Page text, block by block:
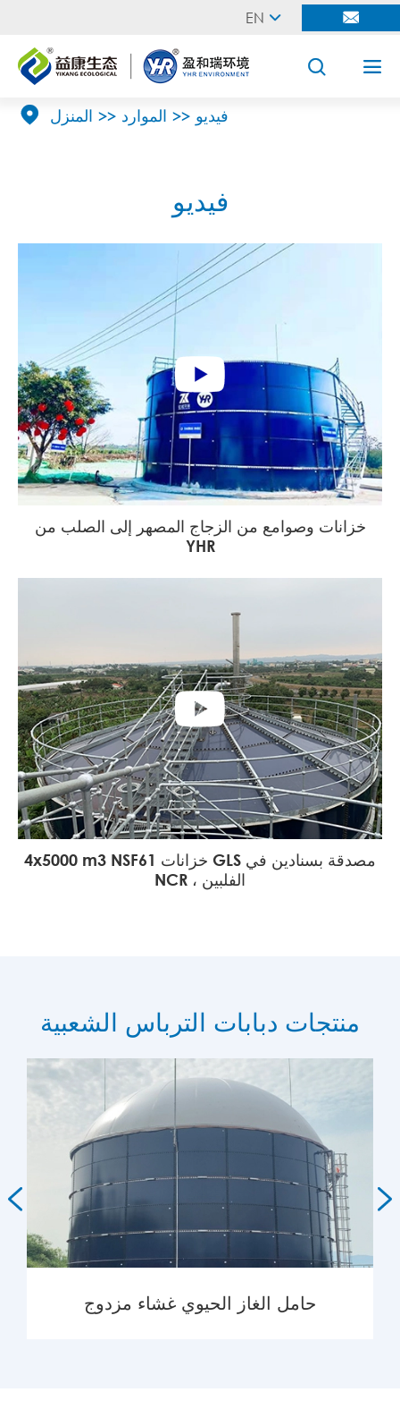
EN  
 
 المنزل الموارد فيديو
فيديو

خزانات وصوامع من الزجاج المصهر إلى الصلب من
YHR

4x5000 m3 NSF61 خزانات GLS مصدقة بسنادين في
NCR ، الفلبين
منتجات دبابات الترباس الشعبية
حامل الغاز الحيوي غشاء مزدوج
 